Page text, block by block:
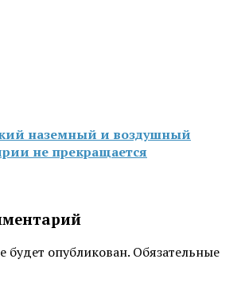
наземный и воздушный
не прекращается
будет опубликован. Обязательные